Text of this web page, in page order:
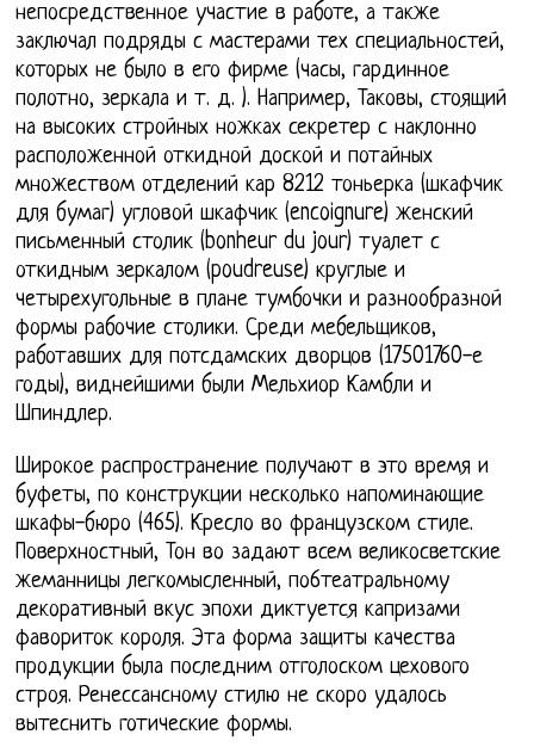
непосредственное участие в работе, а также
заключал подряды с мастерами тех специальностей,
которых не было в его фирме (часы, гардинное
полотно, зеркала и т. д. ). Например, Таковы, стоящий
на высоких стройных ножках секретер с наклонно
расположенной откидной доской и потайных
множеством отделений кар 8212 тоньерка (шкафчик
для бумаг) угловой шкафчик (encoignure) женский
письменный столик (bonheur du jour) туалет с
откидным зеркалом (poudreuse) круглые и
четырехугольные в плане тумбочки и разнообразной
формы рабочие столики. Среди мебельщиков,
работавших для потсдамских дворцов (17501760-е
годы), виднейшими были Мельхиор Камбли и
Шпиндлер.
Широкое распространение получают в это время и
буфеты, по конструкции несколько напоминающие
шкафы-бюро (465). Кресло во французском стиле.
Поверхностный, Тон во задают всем великосветские
жеманницы легкомысленный, по6театральному
декоративный вкус эпохи диктуется капризами
фавориток короля. Эта форма защиты качества
продукции была последним отголоском цехового
строя. Ренессансному стилю не скоро удалось
вытеснить готические формы.